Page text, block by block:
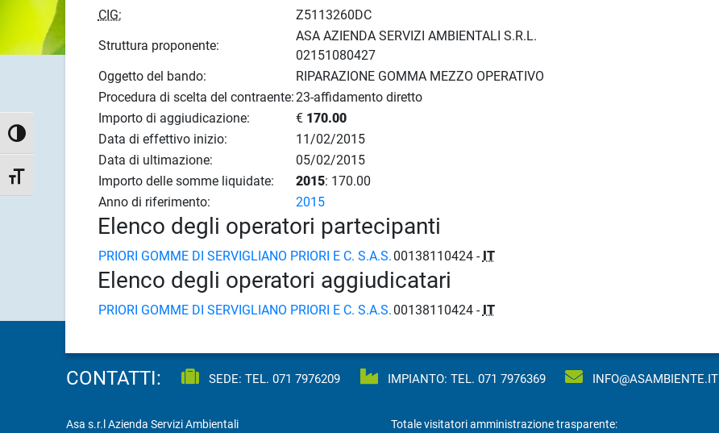
Attiva/disattiva alto contrasto
Attiva/disattiva dimensione testo
CIG:
Z5113260DC
Struttura proponente:
ASA AZIENDA SERVIZI AMBIENTALI S.R.L.
02151080427
Oggetto del bando:
RIPARAZIONE GOMMA MEZZO OPERATIVO
Procedura di scelta del contraente:23-affidamento diretto
Importo di aggiudicazione:
€ 170.00
Data di effettivo inizio:
11/02/2015
Data di ultimazione:
05/02/2015
Importo delle somme liquidate:
2015: 170.00
Anno di riferimento:
2015
Elenco degli operatori partecipanti
PRIORI GOMME DI SERVIGLIANO PRIORI E C. S.A.S. 00138110424 - IT
Elenco degli operatori aggiudicatari
PRIORI GOMME DI SERVIGLIANO PRIORI E C. S.A.S. 00138110424 - IT
CONTATTI: SEDE: TEL. 071 7976209 IMPIANTO: TEL. 071 7976369 INFO@ASAMBIENTE.IT
Asa s.r.l Azienda Servizi Ambientali Totale visitatori amministrazione trasparente: